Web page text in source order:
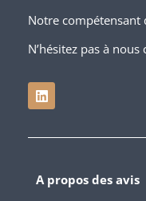
Notre compétensant
N’hésitez pas à nous
A propos des avis